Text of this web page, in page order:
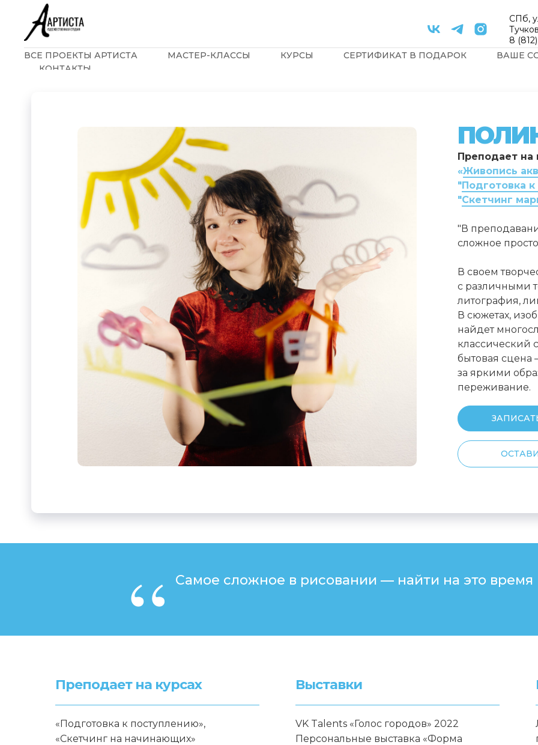
СПб,
8
ВСЕ ПРОЕКТЫ АРТИСТА
МАСТЕР-КЛАССЫ КУРСЫ СЕРТИФИКАТ В ПОДАРОК
ВАШЕ
КОНТАКТЫ
Преподает на
«Живопись
"Подготовка
"Скетчинг
"В
сложное
В своем
с различными
литография,
В сюжетах,
найдет
классический
бытовая
за яркими
переживание.
“ Самое сложное в рисовании — найти на это время
Преподает на курсах
«Подготовка к поступлению»,
«Скетчинг на начинающих»
Выставки
VK Talents «Голос городов» 2022
Персональные выставка «Форма